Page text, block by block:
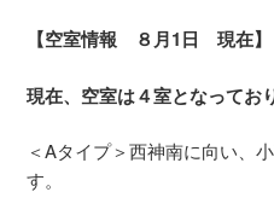
【空室情報 ８月1日 現在】
現在、空室は４室となってお
＜Aタイプ＞西神南に向い、
す。